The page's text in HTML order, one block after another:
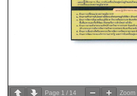
Page 1 / 14 Zoom